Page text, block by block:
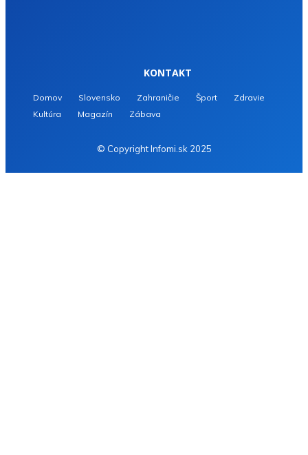
KONTAKT
Domov Slovensko Zahraničie Šport
Zdravie
Kultúra
Magazín Zábava
© Copyright Infomi.sk 2025